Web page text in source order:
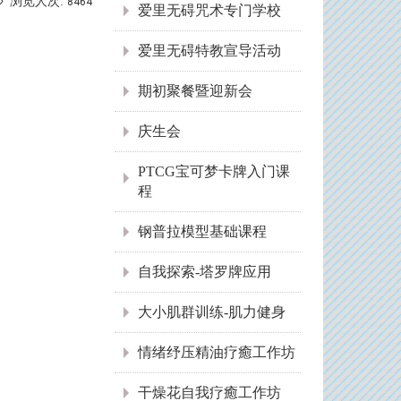
爱里无碍咒术专门学校
爱里无碍特教宣导活动
期初聚餐暨迎新会
庆生会
PTCG宝可梦卡牌入门课
程
钢普拉模型基础课程
自我探索-塔罗牌应用
大小肌群训练-肌力健身
情绪纾压精油疗癒工作坊
干燥花自我疗癒工作坊